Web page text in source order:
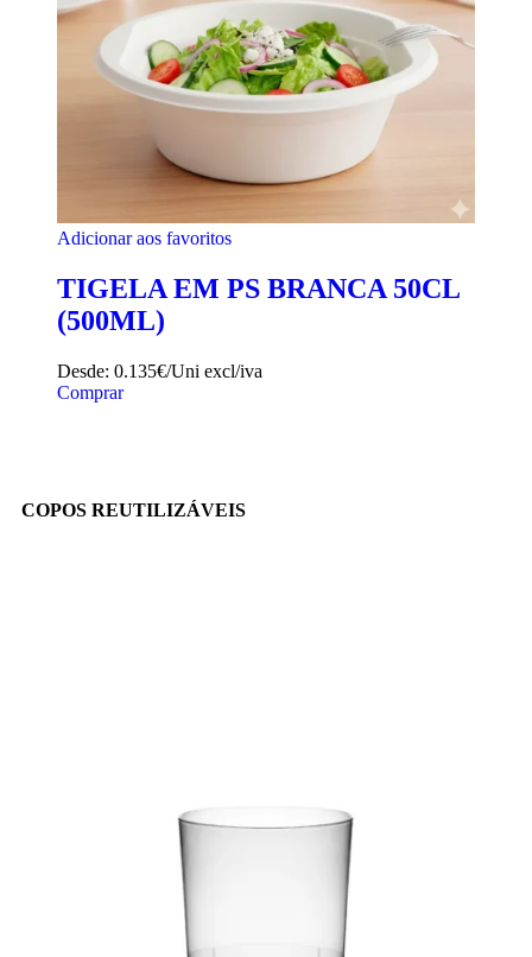
Adicionar aos favoritos
TIGELA EM PS BRANCA 50CL
(500ML)
Desde: 0.135€/Uni excl/iva
Comprar
COPOS REUTILIZÁVEIS